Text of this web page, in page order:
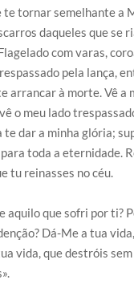
te tornar semelhante a
daqueles que se
com varas,
pela lança,
arrancar à morte. Vê a
o meu lado
te dar a minha glória;
toda a eternidade.
tu reinasses no céu.
aquilo que sofri por ti?
Dá-Me a tua
vida, que destróis